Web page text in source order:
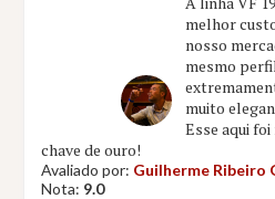
melhor
nosso
mesmo
muito
Esse aqui
chave de ouro!
Avaliado por: Guilherme Ribeiro
Nota: 9.0